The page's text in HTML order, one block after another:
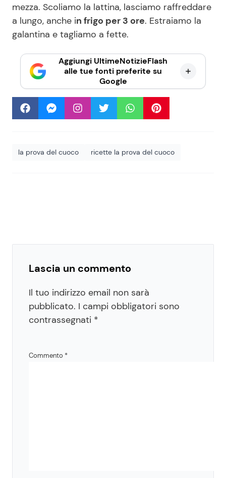
mezza. Scoliamo la lattina, lasciamo raffreddare
a lungo, anche in frigo per 3 ore. Estraiamo la
galantina e tagliamo a fette.
Aggiungi UltimeNotizieFlash
alle tue fonti preferite su
Google
la prova del cuoco ricette la prova del cuoco
Lascia un commento
Il tuo indirizzo email non sarà
pubblicato. I campi obbligatori sono
contrassegnati *
Commento *